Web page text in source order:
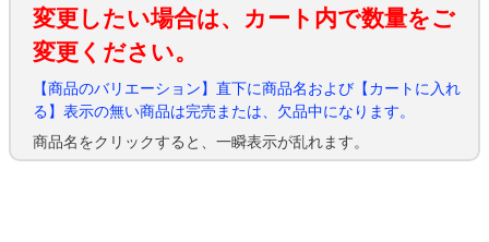
変更したい場合は、カート内で数量をご
変更ください。
【商品のバリエーション】直下に商品名および【カートに入れ
る】表示の無い商品は完売または、欠品中になります。
商品名をクリックすると、一瞬表示が乱れます。